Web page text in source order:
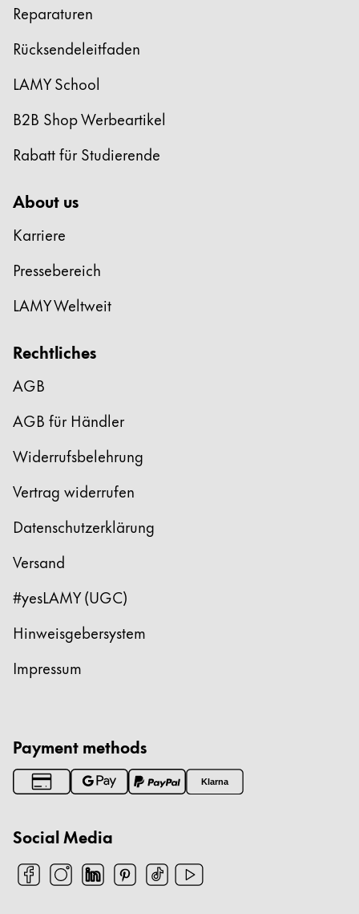
Reparaturen
Rücksendeleitfaden
LAMY School
B2B Shop Werbeartikel
Rabatt für Studierende
About us
Karriere
Pressebereich
LAMY Weltweit
Rechtliches
AGB
AGB für Händler
Widerrufsbelehrung
Vertrag widerrufen
Datenschutzerklärung
Versand
#yesLAMY (UGC)
Hinweisgebersystem
Impressum
Payment methods
Klarna
Social Media